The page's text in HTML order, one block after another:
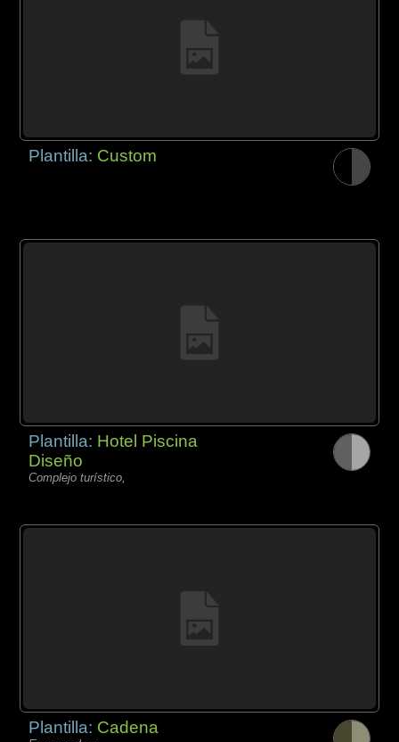
Plantilla: Custom
Plantilla: Hotel Piscina
Diseño
Complejo turístico,
Plantilla: Cadena